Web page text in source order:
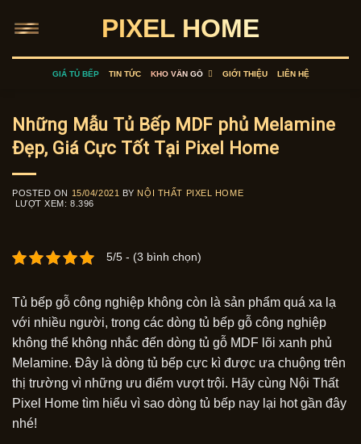
PIXEL HOME
GIÁ TỦ BẾP TIN TỨC KHO VÂN GỖ GIỚI THIỆU LIÊN HỆ
Những Mẫu Tủ Bếp MDF phủ Melamine
Đẹp, Giá Cực Tốt Tại Pixel Home
POSTED ON 15/04/2021 BY NỘI THẤT PIXEL HOME
LƯỢT XEM: 8.396
5/5 - (3 bình chọn)
Tủ bếp gỗ công nghiệp không còn là sản phẩm quá xa lạ
với nhiều người, trong các dòng tủ bếp gỗ công nghiệp
không thể không nhắc đến dòng tủ gỗ MDF lõi xanh phủ
Melamine. Đây là dòng tủ bếp cực kì được ưa chuộng trên
thị trường vì những ưu điểm vượt trội. Hãy cùng Nội Thất
Pixel Home tìm hiểu vì sao dòng tủ bếp nay lại hot gần đây
nhé!